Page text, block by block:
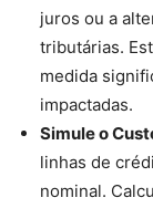
juros ou a
tributárias.
medida
impactadas.
Simule o
linhas de
nominal.